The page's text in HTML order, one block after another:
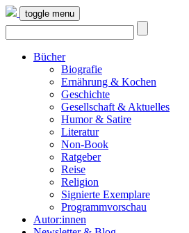
toggle menu
Bücher
Biografie
Ernährung & Kochen
Geschichte
Gesellschaft & Aktuelles
Humor & Satire
Literatur
Non-Book
Ratgeber
Reise
Religion
Signierte Exemplare
Programmvorschau
Autor:innen